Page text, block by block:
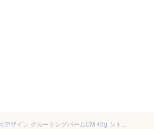
プラウドメン スターウォーズデザイン グルーミングバームCM 40g シトラスムスクの香り（オビ＝ワン・ケノービ）練り香水 メンズ 香水